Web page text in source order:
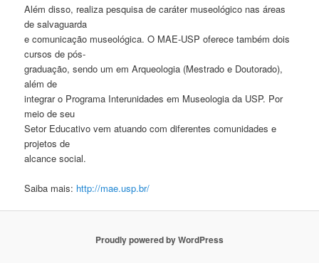
Além disso, realiza pesquisa de caráter museológico nas áreas
de salvaguarda
e comunicação museológica. O MAE-USP oferece também dois
cursos de pós-
graduação, sendo um em Arqueologia (Mestrado e Doutorado),
além de
integrar o Programa Interunidades em Museologia da USP. Por
meio de seu
Setor Educativo vem atuando com diferentes comunidades e
projetos de
alcance social.
Saiba mais: http://mae.usp.br/
Proudly powered by WordPress